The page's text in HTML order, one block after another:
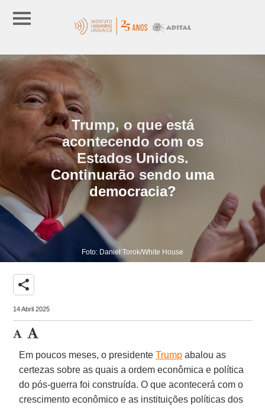
Trump, o que está
acontecendo com os
Estados Unidos.
Continuarão sendo uma
democracia?
Foto: Daniel Torok/White House
share
14 Abril 2025
Em poucos meses, o presidenteTrump abalou as
certezas sobre as quais a ordem econômica e política
do pós-guerra foi construída. O que acontecerá com o
crescimento econômico e as instituições políticas dos